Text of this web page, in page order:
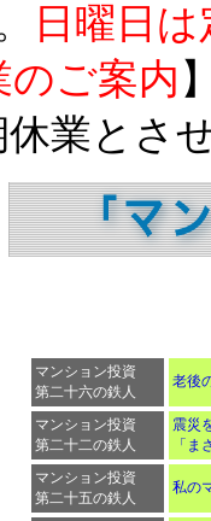
日曜日
のご案内
休業とさ
マンション投資
第二十六の鉄人
老後
マンション投資
第二十二の鉄人
震災
「ま
マンション投資
第二十五の鉄人
私の